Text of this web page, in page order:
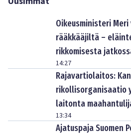
Oikeusministeri
rääkkääjiltä –
rikkomisesta
14:27
Rajavartiolaitos:
rikollisorganisaatio
laitonta
13:34
Ajatuspaja Suomen